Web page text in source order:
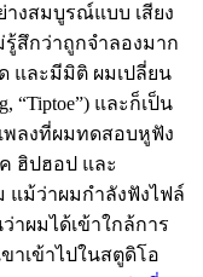
างสมบูรณ์แบบ เสียง
รู้สึกว่าถูกจำลองมาก
และมีมิติ ผมเปลี่ยน
“Tiptoe”) และก็เป็น
พลงที่ผมทดสอบหูฟัง
ฮิปฮอป และ
แม้ว่าผมกำลังฟังไฟล์
าผมได้เข้าใกล้การ
าเข้าไปในสตูดิโอ